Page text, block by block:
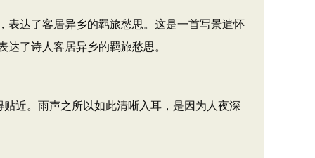
达了客居异乡的羁旅愁思。这是一首写景遣怀
了诗人客居异乡的羁旅愁思。
近。雨声之所以如此清晰入耳，是因为人夜深